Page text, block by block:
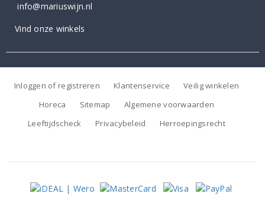
info@mariuswijn.nl
Vind onze winkels
Inloggen of registreren Klantenservice
Veilig winkelen
Horeca
Sitemap
Algemene voorwaarden
Leeftijdscheck
Privacybeleid Herroepingsrecht